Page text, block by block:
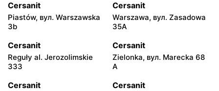
Cersanit
Piastów, вул. Warszawska
3b
Cersanit
Warszawa, вул. Zasadowa
35A
Cersanit
Reguły al. Jerozolimskie
333
Cersanit
Zielonka, вул. Marecka 68
A
Cersanit Cersanit